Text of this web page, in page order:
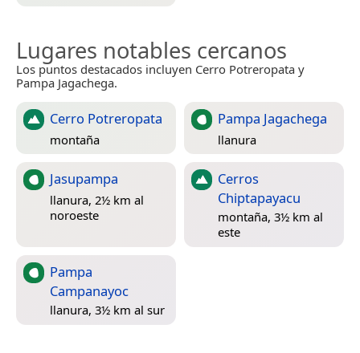
Lugares notables cercanos
Los puntos destacados incluyen Cerro Potreropata y
Pampa Jagachega.
Cerro Potreropata
montaña
Pampa Jagachega
llanura
Jasupampa
llanura, 2½ km al
noroeste
Cerros
Chiptapayacu
montaña, 3½ km al
este
Pampa
Campanayoc
llanura, 3½ km al sur